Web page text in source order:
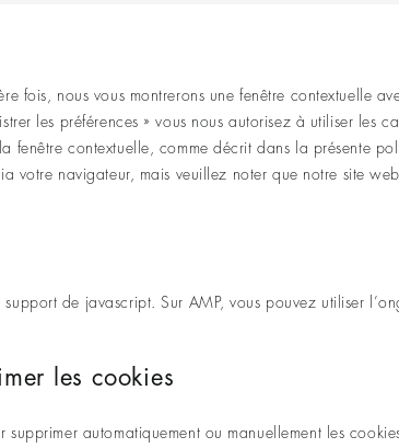
fois, nous vous montrerons une fenêtre contextuelle
les préférences » vous nous autorisez à utiliser les
fenêtre contextuelle, comme décrit dans la présente
votre navigateur, mais veuillez noter que notre site
de javascript. Sur AMP, vous pouvez utiliser
les cookies
automatiquement ou manuellement les